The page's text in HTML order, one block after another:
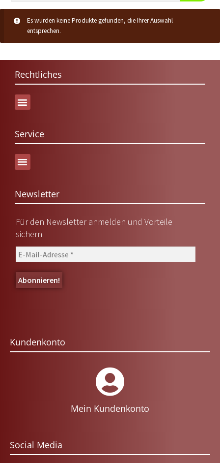
Es wurden keine Produkte gefunden, die Ihrer Auswahl
entsprechen.
Rechtliches
Service
Newsletter
Für den Newsletter anmelden und Vorteile
sichern
Kundenkonto
Mein Kundenkonto
Social Media